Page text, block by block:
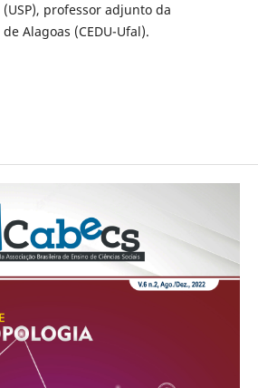
professor adjunto da
Alagoas (CEDU-Ufal).